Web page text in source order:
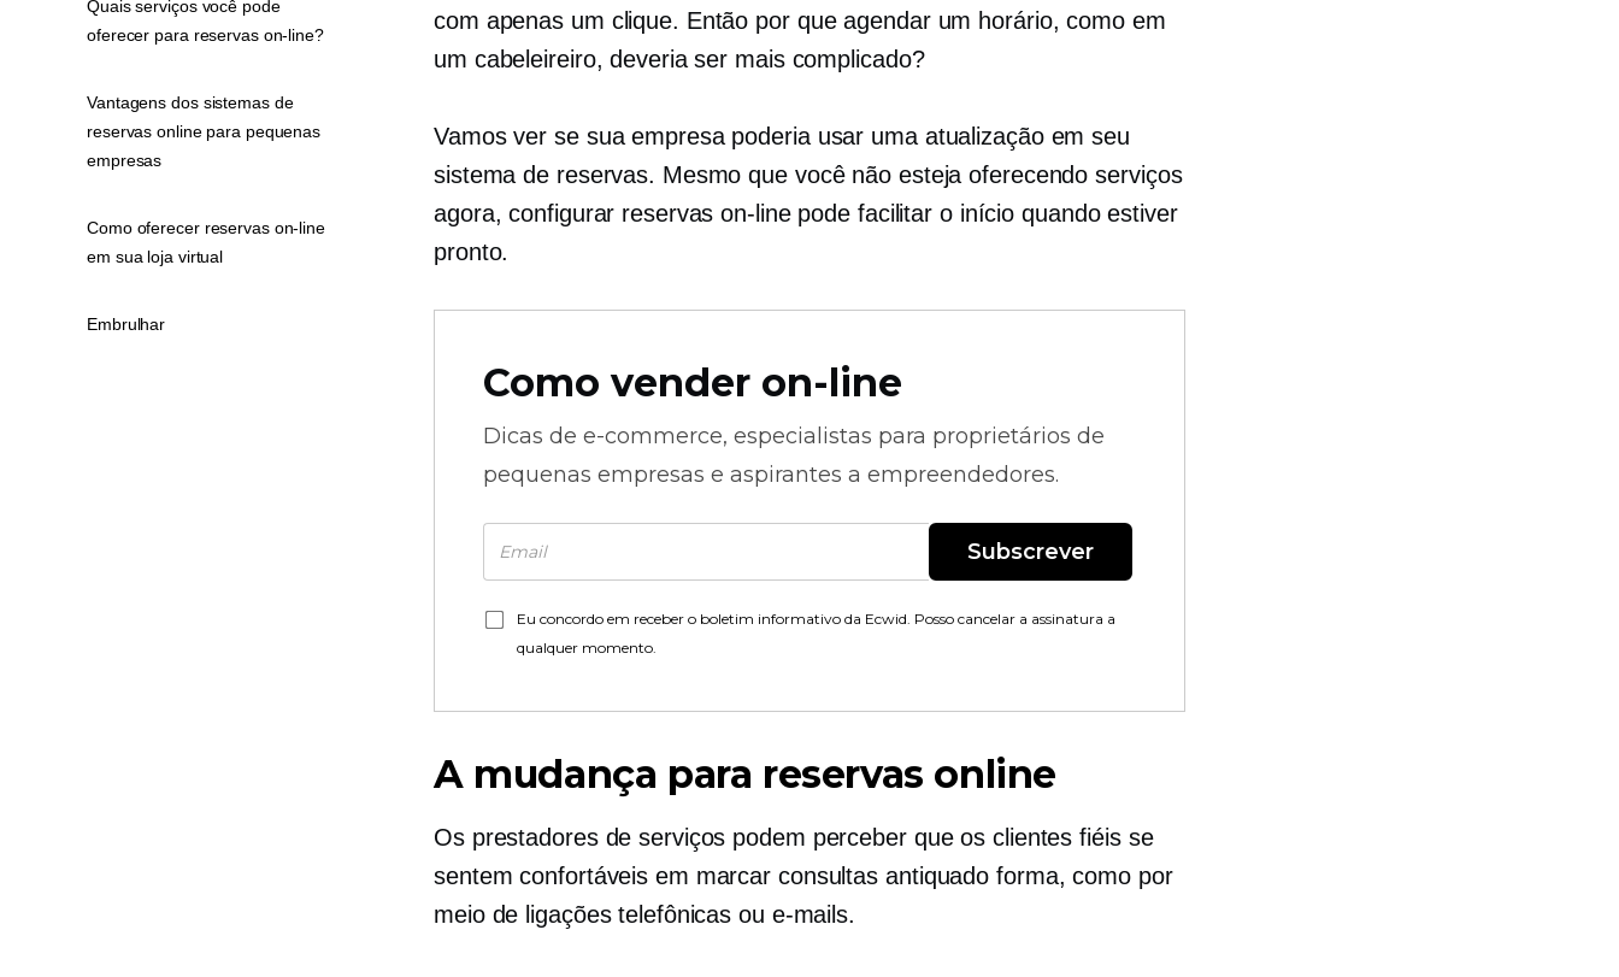
com apenas um clique. Então por que agendar um horário, como em
um cabeleireiro, deveria ser mais complicado?
Vamos ver se sua empresa poderia usar uma atualização em seu
sistema de reservas. Mesmo que você não esteja oferecendo serviços
agora, configurar reservas on-line pode facilitar o início quando estiver
pronto.
Como vender on-line
Dicas de e-commerce, especialistas para proprietários de
pequenas empresas e aspirantes a empreendedores.
Subscrever
Eu concordo em receber o boletim informativo da Ecwid. Posso cancelar a assinatura a
qualquer momento.
A mudança para reservas online
Os prestadores de serviços podem perceber que os clientes fiéis se
sentem confortáveis ​​em marcar consultas antiquado forma, como por
meio de ligações telefônicas ou e-mails.
Quais serviços você pode
oferecer para reservas on-line?
Vantagens dos sistemas de
reservas online para pequenas
empresas
Como oferecer reservas on-line
em sua loja virtual
Embrulhar